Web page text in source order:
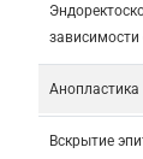
зависимости
Анопластика
Вскрытие